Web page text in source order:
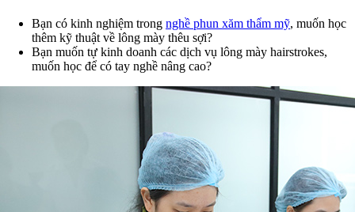
Bạn có kinh nghiệm trong nghề phun xăm thẩm mỹ, muốn học
thêm kỹ thuật về lông mày thêu sợi?
Bạn muốn tự kinh doanh các dịch vụ lông mày hairstrokes,
muốn học để có tay nghề nâng cao?